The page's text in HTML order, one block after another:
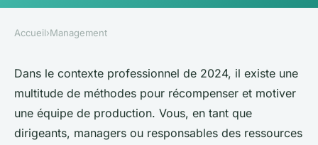
Accueil›Management
Dans le contexte professionnel de 2024, il existe une
multitude de méthodes pour récompenser et motiver
une équipe de production. Vous, en tant que
dirigeants, managers ou responsables des ressources